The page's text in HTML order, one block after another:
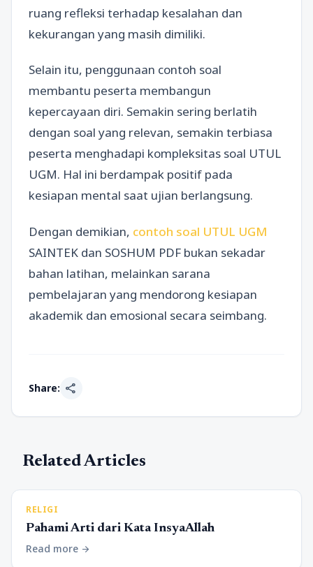
ruang refleksi terhadap kesalahan dan
kekurangan yang masih dimiliki.
Selain itu, penggunaan contoh soal
membantu peserta membangun
kepercayaan diri. Semakin sering berlatih
dengan soal yang relevan, semakin terbiasa
peserta menghadapi kompleksitas soal UTUL
UGM. Hal ini berdampak positif pada
kesiapan mental saat ujian berlangsung.
Dengan demikian, contoh soal UTUL UGM
SAINTEK dan SOSHUM PDF bukan sekadar
bahan latihan, melainkan sarana
pembelajaran yang mendorong kesiapan
akademik dan emosional secara seimbang.
Share: share
Related Articles
RELIGI
Pahami Arti dari Kata InsyaAllah
Read more arrow_forward